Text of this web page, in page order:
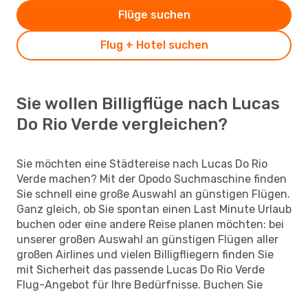
Flug + Hotel suchen
Flüge suchen
Sie wollen Billigflüge nach Lucas
Do Rio Verde vergleichen?
Sie möchten eine Städtereise nach Lucas Do Rio
Verde machen? Mit der Opodo Suchmaschine finden
Sie schnell eine große Auswahl an günstigen Flügen.
Ganz gleich, ob Sie spontan einen Last Minute Urlaub
buchen oder eine andere Reise planen möchten: bei
unserer großen Auswahl an günstigen Flügen aller
großen Airlines und vielen Billigfliegern finden Sie
mit Sicherheit das passende Lucas Do Rio Verde
Flug-Angebot für Ihre Bedürfnisse. Buchen Sie